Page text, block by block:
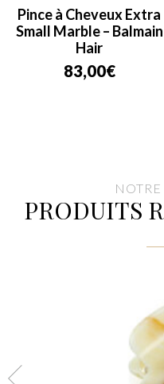
Pince à Cheveux Extra
Small Marble – Balmain
Hair
83,00€
PRODUITS